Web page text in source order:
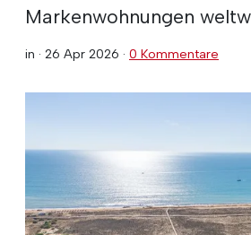
Markenwohnungen
in · 26 Apr 2026 · 0 Kommentare